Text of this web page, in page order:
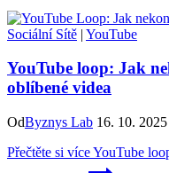
Sociální Sítě | YouTube
YouTube loop: Jak
oblíbené videa
OdByznys Lab 16. 10. 2025
Přečtěte si víceYouTube